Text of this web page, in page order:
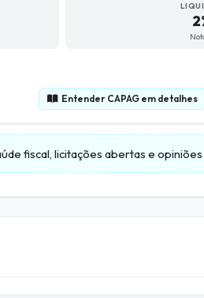
Entender CAPAG em detalhes
fiscal, licitações abertas e